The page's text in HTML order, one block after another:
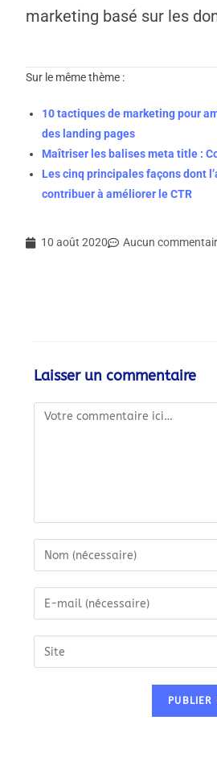
marketing basé sur les
Sur le même thème :
10 tactiques de marketing pour
des landing pages
Maîtriser les balises meta title :
Les cinq principales façons dont
contribuer à améliorer le CTR
10 août 2020 Aucun
Laisser un commentaire